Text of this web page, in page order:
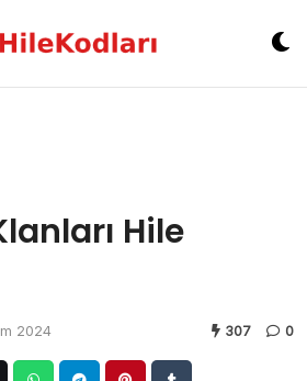
Hile
2024 307 0